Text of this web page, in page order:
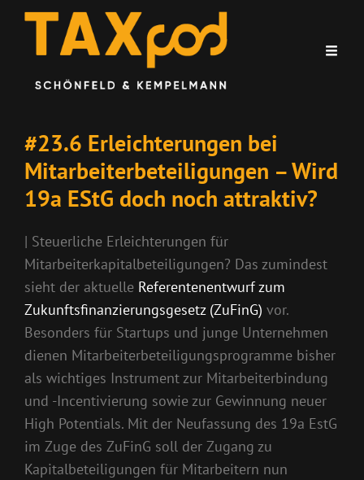
#23.6 Erleichterungen bei
Mitarbeiterbeteiligungen – Wird
19a EStG doch noch attraktiv?
| Steuerliche Erleichterungen für
Mitarbeiterkapitalbeteiligungen? Das zumindest
sieht der aktuelle Referentenentwurf zum
Zukunftsfinanzierungsgesetz (ZuFinG) vor.
Besonders für Startups und junge Unternehmen
dienen Mitarbeiterbeteiligungsprogramme bisher
als wichtiges Instrument zur Mitarbeiterbindung
und -Incentivierung sowie zur Gewinnung neuer
High Potentials. Mit der Neufassung des 19a EstG
im Zuge des ZuFinG soll der Zugang zu
Kapitalbeteiligungen für Mitarbeitern nun